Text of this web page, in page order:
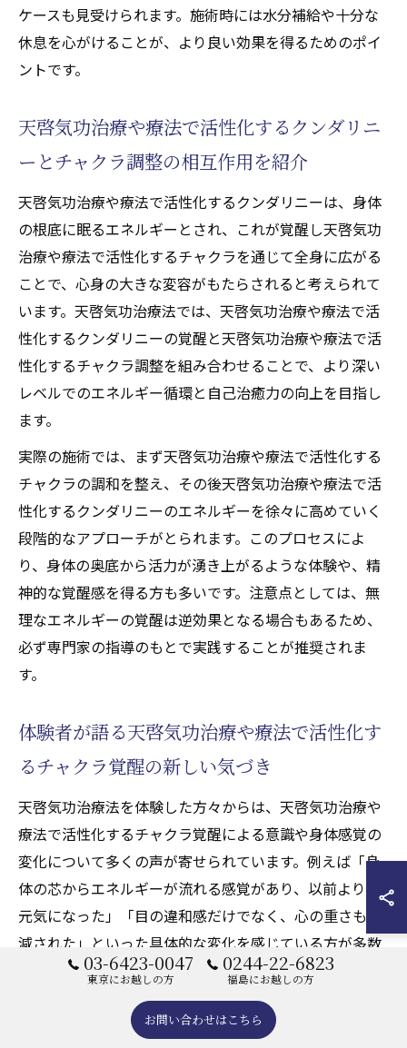
ケースも見受けられます。施術時には水分補給や十分な
休息を心がけることが、より良い効果を得るためのポイ
ントです。
天啓気功治療や療法で活性化するクンダリニ
ーとチャクラ調整の相互作用を紹介
天啓気功治療や療法で活性化するクンダリニーは、身体
の根底に眠るエネルギーとされ、これが覚醒し天啓気功
治療や療法で活性化するチャクラを通じて全身に広がる
ことで、心身の大きな変容がもたらされると考えられて
います。天啓気功治療法では、天啓気功治療や療法で活
性化するクンダリニーの覚醒と天啓気功治療や療法で活
性化するチャクラ調整を組み合わせることで、より深い
レベルでのエネルギー循環と自己治癒力の向上を目指し
ます。
実際の施術では、まず天啓気功治療や療法で活性化する
チャクラの調和を整え、その後天啓気功治療や療法で活
性化するクンダリニーのエネルギーを徐々に高めていく
段階的なアプローチがとられます。このプロセスによ
り、身体の奥底から活力が湧き上がるような体験や、精
神的な覚醒感を得る方も多いです。注意点としては、無
理なエネルギーの覚醒は逆効果となる場合もあるため、
必ず専門家の指導のもとで実践することが推奨されま
す。
体験者が語る天啓気功治療や療法で活性化す
るチャクラ覚醒の新しい気づき
天啓気功治療法を体験した方々からは、天啓気功治療や
療法で活性化するチャクラ覚醒による意識や身体感覚の
変化について多くの声が寄せられています。例えば「身
体の芯からエネルギーが流れる感覚があり、以前よりも
元気になった」「目の違和感だけでなく、心の重さも軽
減された」といった具体的な変化を感じている方が多数
さらに、施術を継続することで「物事の捉え方が前向き
になった」「日常生活の質が向上した」といった心身両
03-6423-0047
東京にお越しの方
0244-22-6823
福島にお越しの方
お問い合わせはこちら